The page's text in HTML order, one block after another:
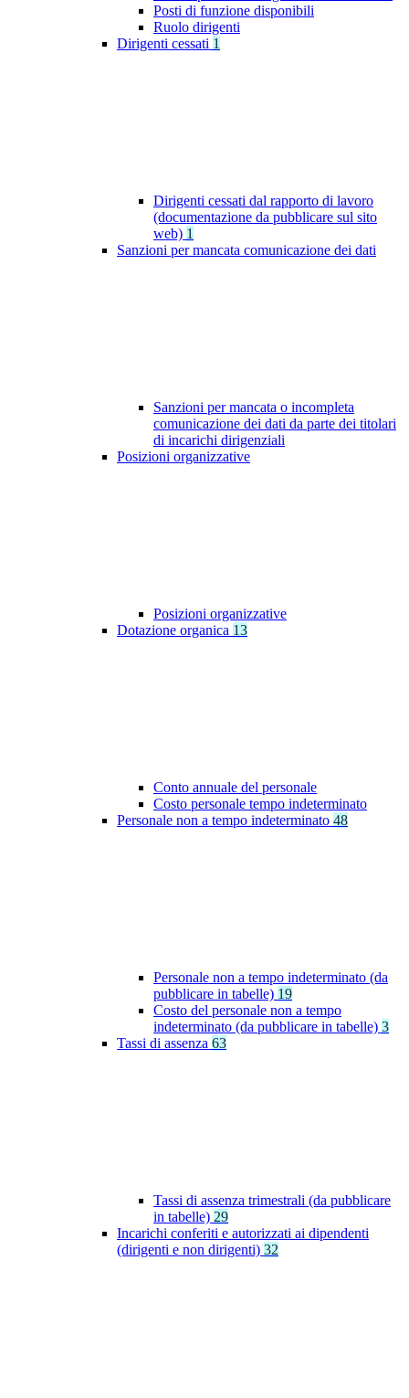
Posti di funzione disponibili
Ruolo dirigenti
Dirigenti cessati 1
Dirigenti cessati dal rapporto di lavoro
(documentazione da pubblicare sul sito
web) 1
Sanzioni per mancata comunicazione dei dati
Sanzioni per mancata o incompleta
comunicazione dei dati da parte dei titolari
di incarichi dirigenziali
Posizioni organizzative
Posizioni organizzative
Dotazione organica 13
Conto annuale del personale
Costo personale tempo indeterminato
Personale non a tempo indeterminato 48
Personale non a tempo indeterminato (da
pubblicare in tabelle) 19
Costo del personale non a tempo
indeterminato (da pubblicare in tabelle) 3
Tassi di assenza 63
Tassi di assenza trimestrali (da pubblicare
in tabelle) 29
Incarichi conferiti e autorizzati ai dipendenti
(dirigenti e non dirigenti) 32